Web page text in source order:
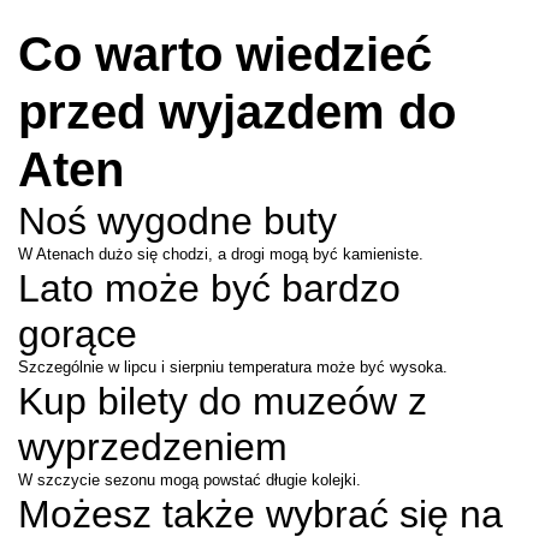
Co warto wiedzieć
przed wyjazdem do
Aten
Noś wygodne buty
W Atenach dużo się chodzi, a drogi mogą być kamieniste.
Lato może być bardzo
gorące
Szczególnie w lipcu i sierpniu temperatura może być wysoka.
Kup bilety do muzeów z
wyprzedzeniem
W szczycie sezonu mogą powstać długie kolejki.
Możesz także wybrać się na